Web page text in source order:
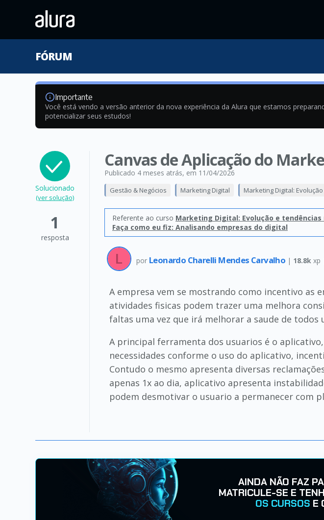
FÓRUM
Importante
Você está vendo a versão anterior da nova experiência da Alura que estamos
potencializar seus estudos!
Solucionado
(ver solução)
1
resposta
Canvas de Aplicação do
Publicado 4 meses atrás, em 11/04/2026
Gestão & Negócios Marketing Digital Marketing Digital:
Referente ao curso Marketing Digital: Evolução e
Faça como eu fiz: Analisando empresas do digital
por Leonardo Charelli Mendes Carvalho | 18.8k xp
A empresa vem se mostrando como incentivo
atividades fisicas podem trazer uma melhora
faltas uma vez que irá melhorar a saude de todos
A principal ferramenta dos usuarios é o
necessidades conforme o uso do aplicativo,
Contudo o mesmo apresenta diversas
apenas 1x ao dia, aplicativo apresenta
podem desmotivar o usuario a permanecer com
AINDA NÃO FAZ
MATRICULE-SE E
OS CURSOS E